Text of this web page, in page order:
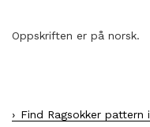
Oppskriften er på norsk.
Find Ragsokker pattern